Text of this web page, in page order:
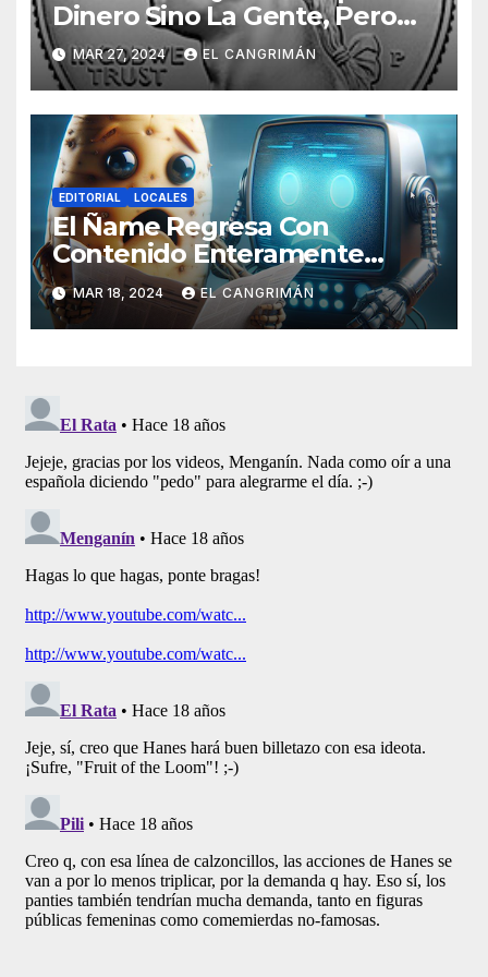
Dinero Sino La Gente, Pero
Pregunta: «¿De Verdad No
Tendrán Una Pejetita?»
MAR 27, 2024 EL CANGRIMÁN
EDITORIAL LOCALES
El Ñame Regresa Con
Contenido Enteramente
Generado Por Inteligencia
Artificial
MAR 18, 2024 EL CANGRIMÁN